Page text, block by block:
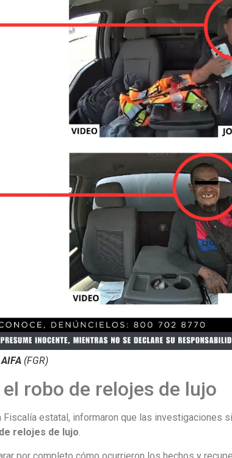
(FGR)
robo de relojes de lujo
estatal, informaron que las investigaciones
relojes de lujo.
por completo cómo ocurrieron los hechos y